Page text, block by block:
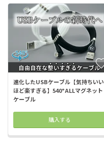
進化したUSBケーブル【気持ちいい
ほど楽すぎる】540°ALLマグネット
ケーブル
購入する